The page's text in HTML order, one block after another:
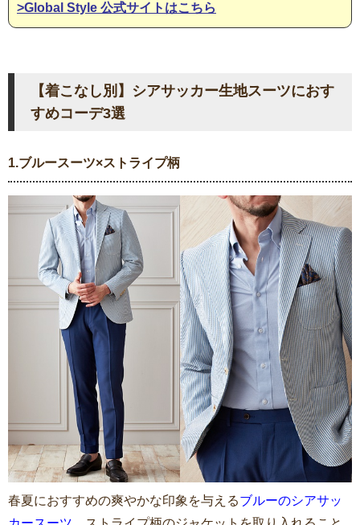
>Global Style 公式サイトはこちら
【着こなし別】シアサッカー生地スーツにおす
すめコーデ3選
1.ブルースーツ×ストライプ柄
春夏におすすめの爽やかな印象を与えるブルーのシアサッ